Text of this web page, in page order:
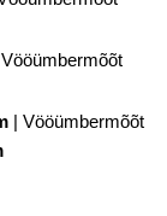
| Vööümbermõõt